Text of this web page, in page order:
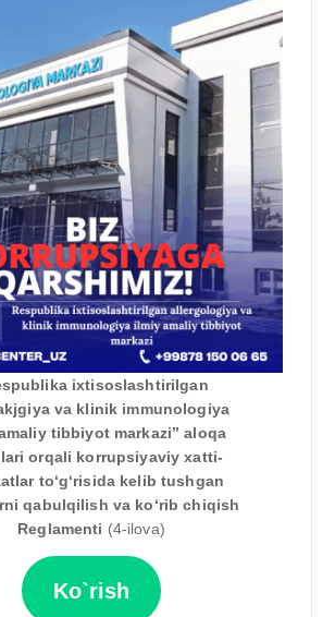
ixtisoslashtirilgan
va klinik immunologiya
tibbiyot markazi” aloqa
orqali korrupsiyaviy xatti-
to‘g‘risida kelib tushgan
qabulqilish va ko‘rib chiqish
Reglamenti (4-ilova)
Ko`rish